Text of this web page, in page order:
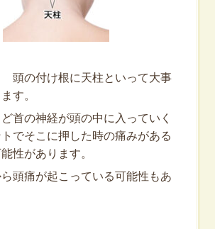
の付け根に天柱といって大事
す。
首の神経が頭の中に入っていく
でそこに押した時の痛みがある
性があります。
頭痛が起こっている可能性もあ